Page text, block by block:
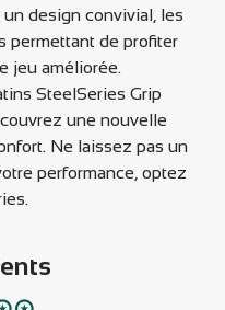
un design convivial, les
permettant de profiter
jeu améliorée.
SteelSeries Grip
une nouvelle
Ne laissez pas un
performance, optez